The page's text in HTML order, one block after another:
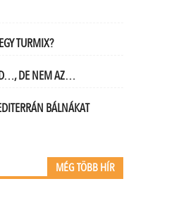
TURMIX?
DE NEM AZ…
BÁLNÁKAT
MÉG TÖBB HÍR